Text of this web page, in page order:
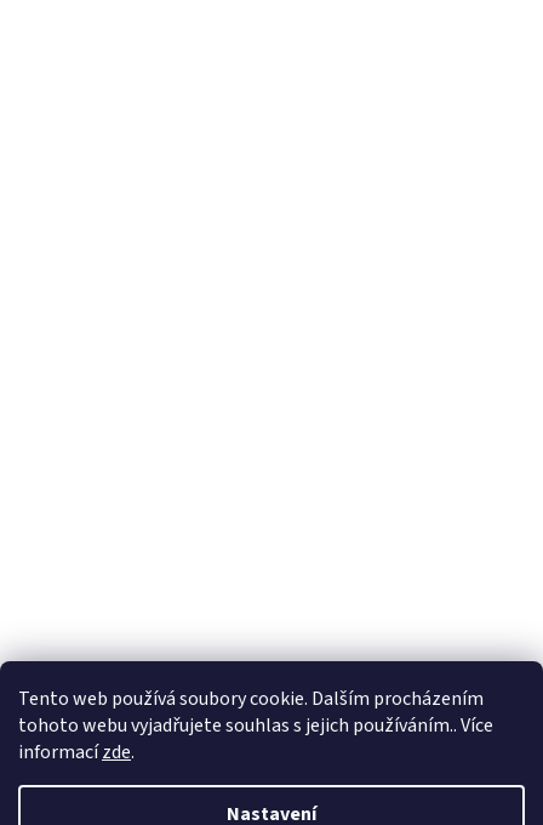
Tento web používá soubory cookie. Dalším procházením
tohoto webu vyjadřujete souhlas s jejich používáním.. Více
informacízde.
Nastavení